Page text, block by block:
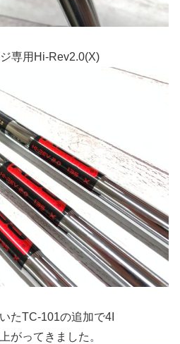
専用Hi-Rev2.0(X)
たTC-101の追加で4I
がってきました。